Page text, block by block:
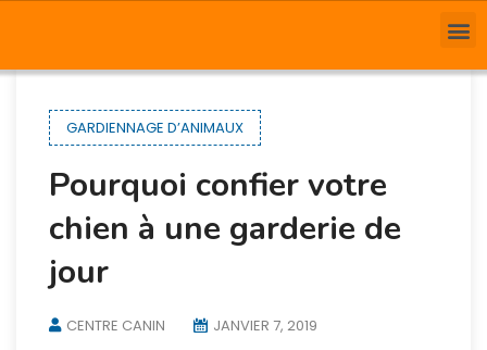
GARDIENNAGE D’ANIMAUX
Pourquoi confier votre
chien à une garderie de
jour
CENTRE CANIN JANVIER 7, 2019